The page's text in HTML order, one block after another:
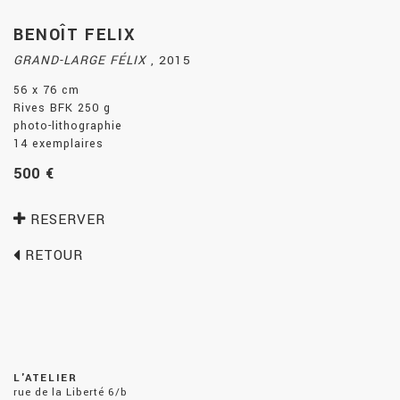
BENOÎT FELIX
GRAND-LARGE FÉLIX , 2015
56 x 76 cm
Rives BFK 250 g
photo-lithographie
14 exemplaires
500 €
RESERVER
RETOUR
L'ATELIER
rue de la Liberté 6/b